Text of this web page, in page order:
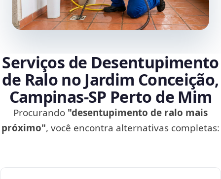
Serviços de Desentupimento
de Ralo no Jardim Conceição,
Campinas‑SP Perto de Mim
Procurando "desentupimento de ralo mais
próximo", você encontra alternativas completas: